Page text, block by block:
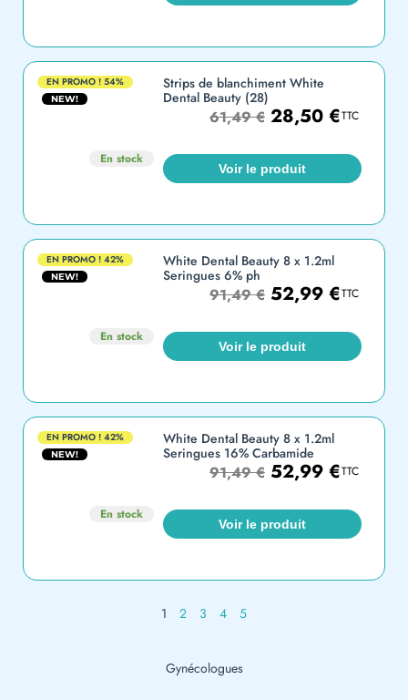
Gynécologues
EN PROMO ! 54%
NEW!
En stock
Strips de blanchiment White
Dental Beauty (28)
61,49€ 28,50 €TTC
Voir le produit
EN PROMO ! 42%
NEW!
En stock
White Dental Beauty 8 x 1.2ml
Seringues 6% ph
91,49€ 52,99 €TTC
Voir le produit
EN PROMO ! 42%
NEW!
En stock
White Dental Beauty 8 x 1.2ml
Seringues 16% Carbamide
91,49€ 52,99 €TTC
Voir le produit
1 2 3 4 5